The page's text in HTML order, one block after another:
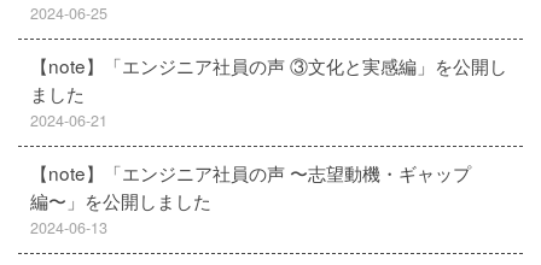
2024-06-25
【note】「エンジニア社員の声 ③文化と実感編」を公開し
ました
2024-06-21
【note】「エンジニア社員の声 〜志望動機・ギャップ
編〜」を公開しました
2024-06-13